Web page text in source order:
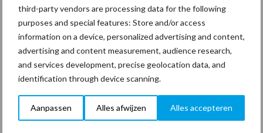
third-party vendors are processing data for the following
purposes and special features: Store and/or access
information on a device, personalized advertising and content,
advertising and content measurement, audience research,
and services development, precise geolocation data, and
identification through device scanning.
Aanpassen Alles afwijzen Alles accepteren
29 dec
Freddy van de Ridder Cleaners:
“Glazenwassen zit in m’n bloed,
maar innoveren is mijn toekomst”
24 dec
Friendship Sports Centre maakt
vrienden voor het leven